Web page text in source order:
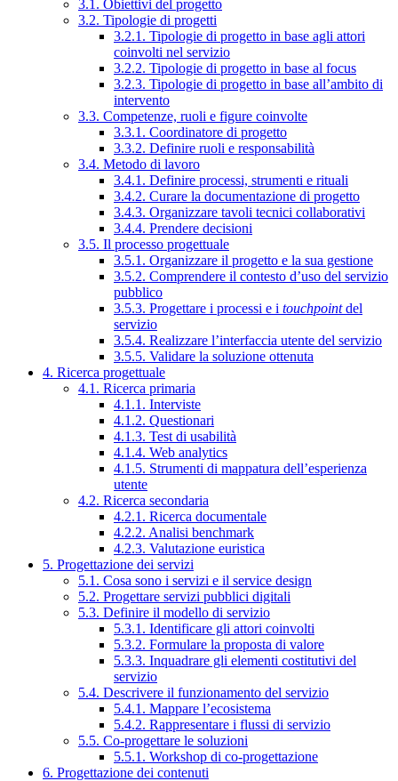
3.1. Obiettivi del progetto
3.2. Tipologie di progetti
3.2.1. Tipologie di progetto in base agli attori
coinvolti nel servizio
3.2.2. Tipologie di progetto in base al focus
3.2.3. Tipologie di progetto in base all’ambito di
intervento
3.3. Competenze, ruoli e figure coinvolte
3.3.1. Coordinatore di progetto
3.3.2. Definire ruoli e responsabilità
3.4. Metodo di lavoro
3.4.1. Definire processi, strumenti e rituali
3.4.2. Curare la documentazione di progetto
3.4.3. Organizzare tavoli tecnici collaborativi
3.4.4. Prendere decisioni
3.5. Il processo progettuale
3.5.1. Organizzare il progetto e la sua gestione
3.5.2. Comprendere il contesto d’uso del servizio
pubblico
3.5.3. Progettare i processi e i touchpointdel
servizio
3.5.4. Realizzare l’interfaccia utente del servizio
3.5.5. Validare la soluzione ottenuta
4. Ricerca progettuale
4.1. Ricerca primaria
4.1.1. Interviste
4.1.2. Questionari
4.1.3. Test di usabilità
4.1.4. Web analytics
4.1.5. Strumenti di mappatura dell’esperienza
utente
4.2. Ricerca secondaria
4.2.1. Ricerca documentale
4.2.2. Analisi benchmark
4.2.3. Valutazione euristica
5. Progettazione dei servizi
5.1. Cosa sono i servizi e il service design
5.2. Progettare servizi pubblici digitali
5.3. Definire il modello di servizio
5.3.1. Identificare gli attori coinvolti
5.3.2. Formulare la proposta di valore
5.3.3. Inquadrare gli elementi costitutivi del
servizio
5.4. Descrivere il funzionamento del servizio
5.4.1. Mappare l’ecosistema
5.4.2. Rappresentare i flussi di servizio
5.5. Co-progettare le soluzioni
5.5.1. Workshop di co-progettazione
6. Progettazione dei contenuti